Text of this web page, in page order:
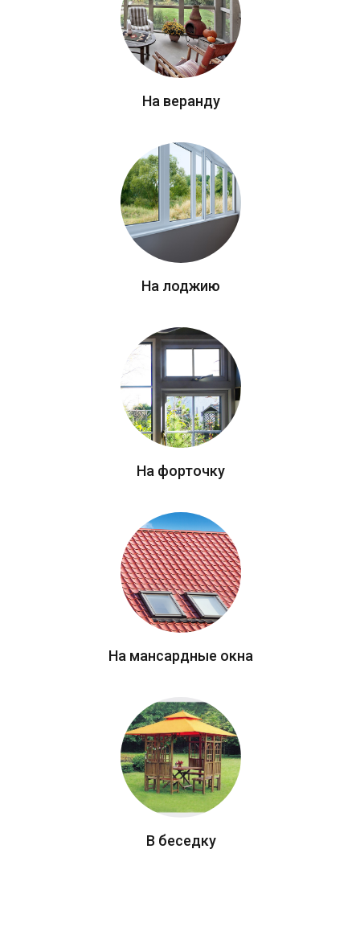
В беседку
На веранду
На лоджию
На мансардные окна
На форточку